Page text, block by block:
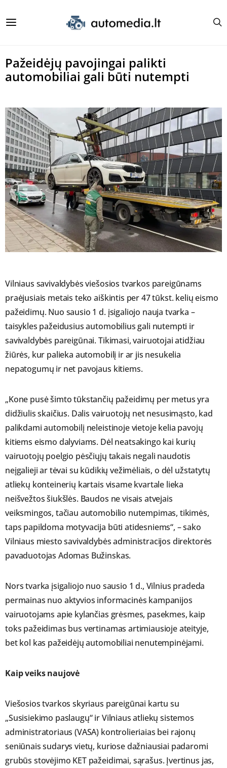
Pažeidėjų pavojingai palikti
automobiliai gali būti nutempti
Vilniaus savivaldybės viešosios tvarkos pareigūnams
praėjusiais metais teko aiškintis per 47 tūkst. kelių eismo
pažeidimų. Nuo sausio 1 d. įsigaliojo nauja tvarka –
taisykles pažeidusius automobilius gali nutempti ir
savivaldybės pareigūnai. Tikimasi, vairuotojai atidžiau
žiūrės, kur palieka automobilį ir ar jis nesukelia
nepatogumų ir net pavojaus kitiems.
„Kone pusė šimto tūkstančių pažeidimų per metus yra
didžiulis skaičius. Dalis vairuotojų net nesusimąsto, kad
palikdami automobilį neleistinoje vietoje kelia pavojų
kitiems eismo dalyviams. Dėl neatsakingo kai kurių
vairuotojų poelgio pėsčiųjų takais negali naudotis
neįgalieji ar tėvai su kūdikių vežimėliais, o dėl užstatytų
atliekų konteinerių kartais visame kvartale lieka
neišvežtos šiukšlės. Baudos ne visais atvejais
veiksmingos, tačiau automobilio nutempimas, tikimės,
taps papildoma motyvacija būti atidesniems“, – sako
Vilniaus miesto savivaldybės administracijos direktorės
pavaduotojas Adomas Bužinskas.
Nors tvarka įsigaliojo nuo sausio 1 d., Vilnius pradeda
permainas nuo aktyvios informacinės kampanijos
vairuotojams apie kylančias grėsmes, pasekmes, kaip
toks pažeidimas bus vertinamas artimiausioje ateityje,
bet kol kas pažeidėjų automobiliai nenutempinėjami.
Kaip veiks naujovė
Viešosios tvarkos skyriaus pareigūnai kartu su
„Susisiekimo paslaugų“ ir Vilniaus atliekų sistemos
administratoriaus (VASA) kontrolieriaias bei rajonų
seniūnais sudarys vietų, kuriose dažniausiai padaromi
grubūs stovėjimo KET pažeidimai, sąrašus. Įvertinus jas,